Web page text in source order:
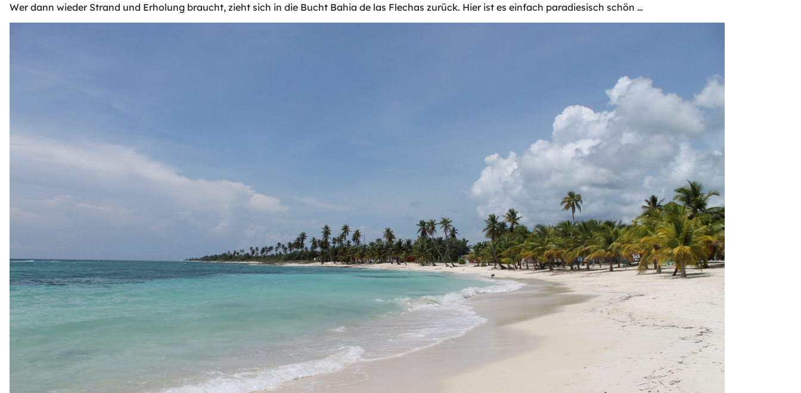
Wer dann wieder Strand und Erholung braucht, zieht sich in die Bucht Bahia de las Flechas zurück. Hier ist es einfach paradiesisch schön …